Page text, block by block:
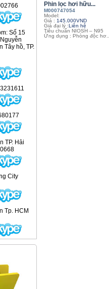
Số 15
Tây hồ, TP.
TP. Hải
City
Tp. HCM
Phin lọc hơi hữu...
M000747054
Model:
Giá : 145.000VND
Giá đại lý :Liên hệ
Tiêu chuẩn NIOSH – N95
Ứng dụng : Phòng độc hơ...